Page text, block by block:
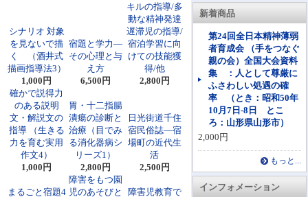
新着商品
第24回全日本精神薄弱
者育成会 （手をつなぐ
親の会）全国大会資料
集 ：人として尊厳に
ふさわしい処遇の確
率 （とき：昭和50年
10月7日-8日 とこ
ろ：山形県山形市）
2,000円
もっと...
インフォメーション
シナリオ 対象
を見ないで描
く （酒井式
描画指導法3）
1,000円
宿題と学力―
その心理と与
え方
6,500円
キルの指導/多
動な精神発達
遅滞児の指導/
宿泊学習に向
けての技能獲
得/他
2,800円
確かで説得力
のある説明
文・解説文の
指導 （生きる
力を育む実用
作文4）
1,000円
胃・十二指腸
潰瘍の診断と
治療（目でみ
る消化器病シ
リーズ1）
2,800円
日光街道千住
宿民俗誌―宿
場町の近代生
活
2,500円
まるごと宿題4
障害をもつ園
児のあそびと
障害児教育で